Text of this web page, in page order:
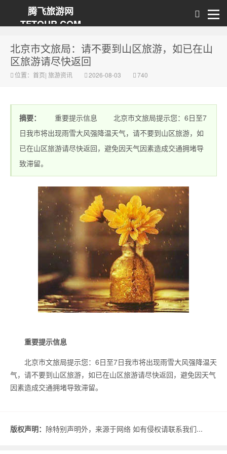
腾飞旅游网
TFTOUR.COM
北京市文旅局：请不要到山区旅游，如已在山
区旅游请尽快返回
位置： 首页| 旅游资讯 2026-08-03 740
摘要：
重要提示信息 北京市文旅局提示您：6日至7
日我市将出现雨雪大风强降温天气，请不要到山区旅游，如
已在山区旅游请尽快返回，避免因天气因素造成交通拥堵导
致滞留。
重要提示信息
北京市文旅局提示您：6日至7日我市将出现雨雪大风强降温天
气，请不要到山区旅游，如已在山区旅游请尽快返回，避免因天气
因素造成交通拥堵导致滞留。
版权声明： 除特别声明外，来源于网络 如有侵权请联系我们...